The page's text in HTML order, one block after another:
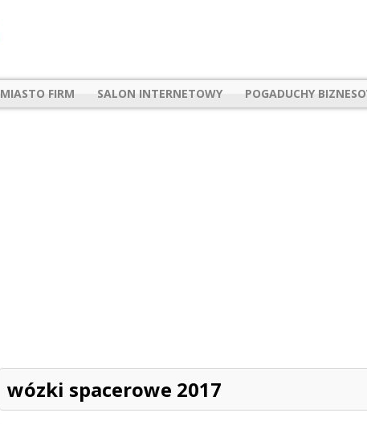
MIASTO FIRM SALON INTERNETOWY POGADUCHY
wózki spacerowe 2017